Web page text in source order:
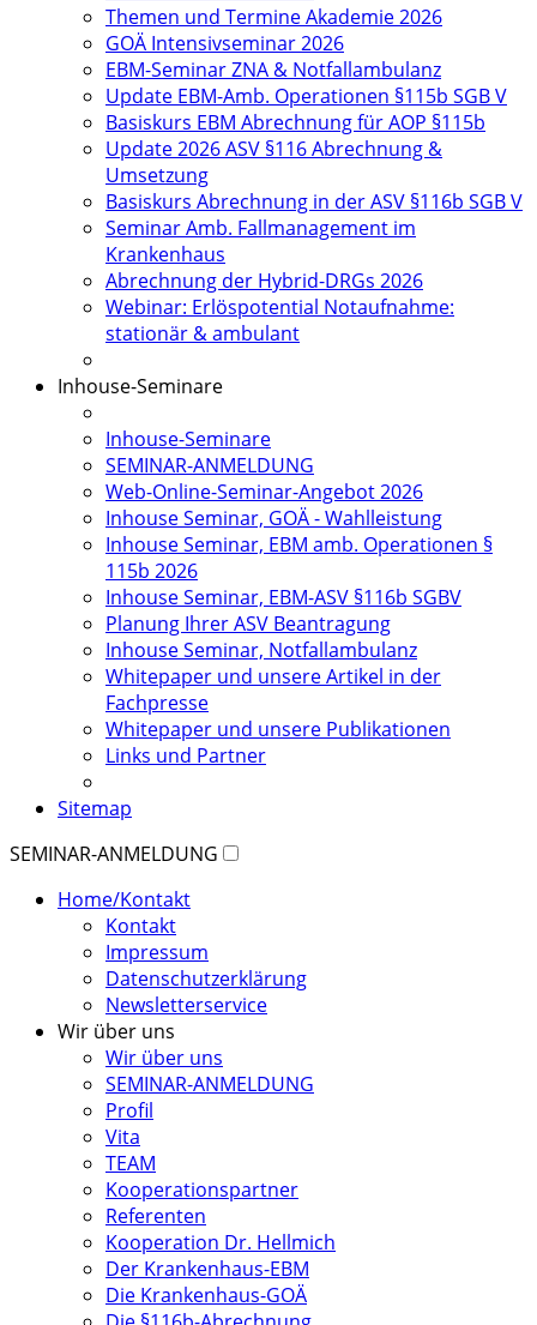
Themen und Termine Akademie 2026
GOÄ Intensivseminar 2026
EBM-Seminar ZNA & Notfallambulanz
Update EBM-Amb. Operationen §115b SGB V
Basiskurs EBM Abrechnung für AOP §115b
Update 2026 ASV §116 Abrechnung &
Umsetzung
Basiskurs Abrechnung in der ASV §116b SGB V
Seminar Amb. Fallmanagement im
Krankenhaus
Abrechnung der Hybrid-DRGs 2026
Webinar: Erlöspotential Notaufnahme:
stationär & ambulant
Inhouse-Seminare
Inhouse-Seminare
SEMINAR-ANMELDUNG
Web-Online-Seminar-Angebot 2026
Inhouse Seminar, GOÄ - Wahlleistung
Inhouse Seminar, EBM amb. Operationen §
115b 2026
Inhouse Seminar, EBM-ASV §116b SGBV
Planung Ihrer ASV Beantragung
Inhouse Seminar, Notfallambulanz
Whitepaper und unsere Artikel in der
Fachpresse
Whitepaper und unsere Publikationen
Links und Partner
Sitemap
SEMINAR-ANMELDUNG
Home/Kontakt
Kontakt
Impressum
Datenschutzerklärung
Newsletterservice
Wir über uns
Wir über uns
SEMINAR-ANMELDUNG
Profil
Vita
TEAM
Kooperationspartner
Referenten
Kooperation Dr. Hellmich
Der Krankenhaus-EBM
Die Krankenhaus-GOÄ